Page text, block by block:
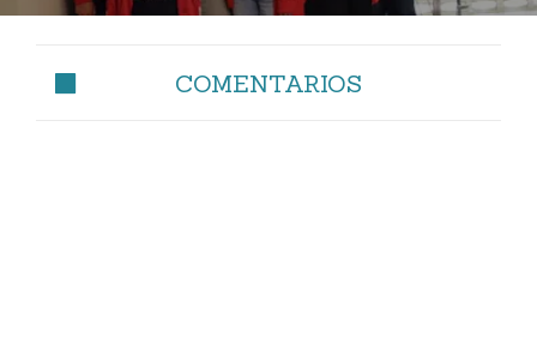
COMENTARIOS